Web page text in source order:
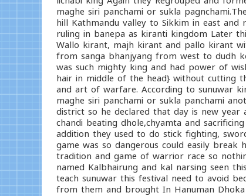
maghe siri panchami or sukla
hill Kathmandu valley to Sikkim in east
ruling in banepa as kiranti kingdom Later
Wallo kirant, majh kirant and pallo kirant
from sanga bhanjyang from west to dudh
was such mighty king and had power of
hair in middle of the head} without cutting
and art of warfare. According to sunuwar
maghe siri panchami or sukla panchami
district so he declared that day is new
chandi beating dhole,chyamta and
addition they used to do stick fighting,
game was so dangerous could easily
tradition and game of warrior race so
named Kalbhairung and kal narsing seen
teach sunuwar this festival need to avoid
from them and brought In Hanuman